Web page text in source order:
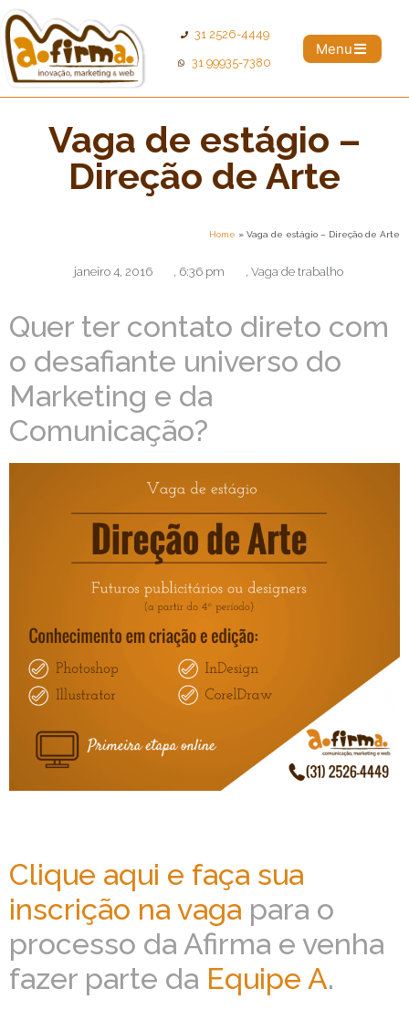
31 2526-4449
31 99935-7380
Menu
Vaga de estágio –
Direção de Arte
Home » Vaga de estágio – Direção de Arte
janeiro 4, 2016 , 6:36 pm , Vaga de trabalho
Quer ter contato direto com
o desafiante universo do
Marketing e da
Comunicação?
Clique aqui e faça sua
inscrição na vaga para o
processo da Afirma e venha
fazer parte da Equipe A.